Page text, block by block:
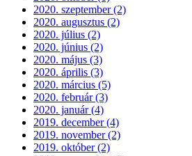
2020. szeptember (2)
2020. augusztus (2)
2020. július (2)
2020. június (2)
2020. május (3)
2020. április (3)
2020. március (5)
2020. február (3)
2020. január (4)
2019. december (4)
2019. november (2)
2019. október (2)